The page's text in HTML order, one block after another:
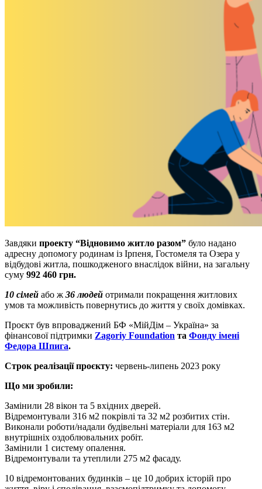
Завдяки проекту “Відновимо житло разом” було надано
адресну допомогу родинам із Ірпеня, Гостомеля та Озера у
відбудові житла, пошкодженого внаслідок війни, на загальну
суму 992 460 грн.
10 сімей або ж 36 людей отримали покращення житлових
умов та можливість повернутись до життя у своїх домівках.
Проєкт був впроваджений БФ «МійДім – Україна» за
фінансової підтримки Zagoriy Foundation та Фонду імені
Федора Шпига.
Строк реалізації проєкту: червень-липень 2023 року
Що ми зробили:
Замінили 28 вікон та 5 вхідних дверей.
Відремонтували 316 м2 покрівлі та 32 м2 розбитих стін.
Виконали роботи/надали будівельні матеріали для 163 м2
внутрішніх оздоблювальних робіт.
Замінили 1 систему опалення.
Відремонтували та утеплили 275 м2 фасаду.
10 відремонтованих будинків – це 10 добрих історій про